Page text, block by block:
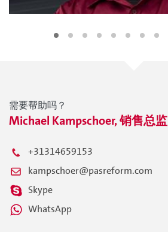
需要帮助吗？
Michael Kampschoer, 销售总监
+31314659153
kampschoer@pasreform.com
Skype
WhatsApp